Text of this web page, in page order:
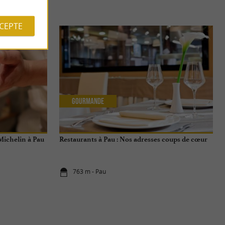
à Pau Restaurants à Pau : Nos adresses coups de cœur
763 m - Pau
Gourmande